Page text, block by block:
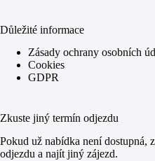
Důležité informace
Zásady ochrany osobních
Cookies
GDPR
Zkuste jiný termín odjezdu
Pokud už nabídka není dostupná,
odjezdu a najít jiný zájezd.